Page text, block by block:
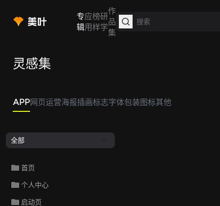
专
辑
应
用
榜
样
研
学
作
品
集
灵感集
APP网页运营海报插画标志字体包装图标其他
全部
首页
个人中心
启动页